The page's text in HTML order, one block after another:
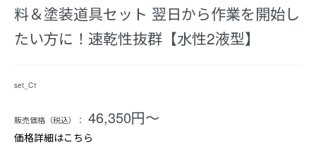
料＆塗装道具セット 翌日から作業を開始し
たい方に！速乾性抜群【水性2液型】
set_C1
販売価格（税込）： 46,350円〜
価格詳細はこちら